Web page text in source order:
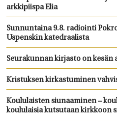
arkkipiispa Elia
Sunnuntaina 9.8. radiointi
Uspenskin katedraalista
Seurakunnan kirjasto on kesän
Kristuksen kirkastuminen
Koululaisten siunaaminen –
koululaisia kutsutaan kirkkoon